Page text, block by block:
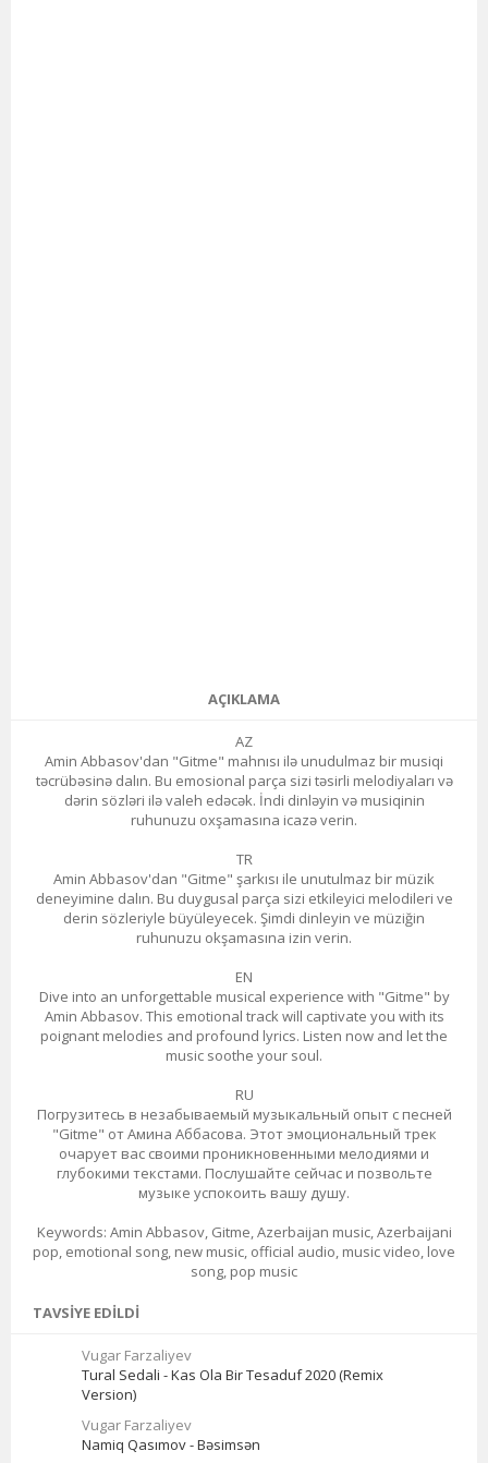
AÇIKLAMA
AZ
Amin Abbasov'dan "Gitme" mahnısı ilə unudulmaz bir musiqi
təcrübəsinə dalın. Bu emosional parça sizi təsirli melodiyaları və
dərin sözləri ilə valeh edəcək. İndi dinləyin və musiqinin
ruhunuzu oxşamasına icazə verin.
TR
Amin Abbasov'dan "Gitme" şarkısı ile unutulmaz bir müzik
deneyimine dalın. Bu duygusal parça sizi etkileyici melodileri ve
derin sözleriyle büyüleyecek. Şimdi dinleyin ve müziğin
ruhunuzu okşamasına izin verin.
EN
Dive into an unforgettable musical experience with "Gitme" by
Amin Abbasov. This emotional track will captivate you with its
poignant melodies and profound lyrics. Listen now and let the
music soothe your soul.
RU
Погрузитесь в незабываемый музыкальный опыт с песней
"Gitme" от Амина Аббасова. Этот эмоциональный трек
очарует вас своими проникновенными мелодиями и
глубокими текстами. Послушайте сейчас и позвольте
музыке успокоить вашу душу.
Keywords: Amin Abbasov, Gitme, Azerbaijan music, Azerbaijani
pop, emotional song, new music, official audio, music video, love
song, pop music
TAVSIYE EDILDI
Vugar Farzaliyev
Tural Sedali - Kas Ola Bir Tesaduf 2020 (Remix
Version)
Vugar Farzaliyev
Namiq Qasımov - Bəsimsən